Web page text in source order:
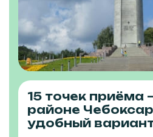
15 точек приёма
районе
удобный